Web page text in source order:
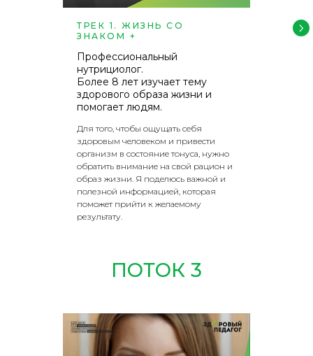
ТРЕК 1. ЖИЗНЬ СО
ЗНАКОМ +
Профессиональный
нутрициолог.
Более 8 лет изучает тему
здорового образа жизни и
помогает людям.
Для того, чтобы ощущать себя
здоровым человеком и привести
организм в состояние тонуса, нужно
обратить внимание на свой рацион и
образ жизни. Я поделюсь важной и
полезной информацией, которая
поможет прийти к желаемому
результату.
ПОТОК 3